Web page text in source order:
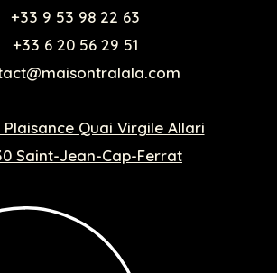
+33 9 53 98 22 63
+33 6 20 56 29 51
Quai Virgile Allari
Saint-Jean-Cap-Ferrat